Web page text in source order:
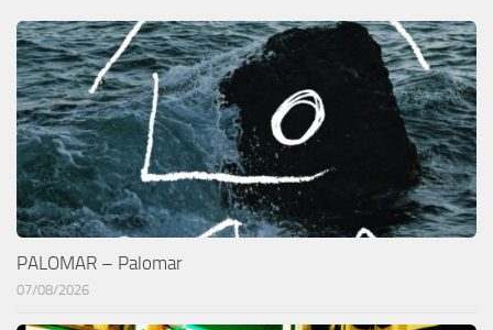
PALOMAR – Palomar
07/08/2026